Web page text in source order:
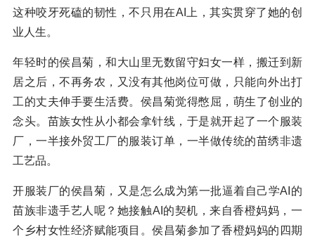
这种咬牙死磕的韧性，不只用在AI上，其实贯穿了她的创
业人生。
年轻时的侯昌菊，和大山里无数留守妇女一样，搬迁到新
居之后，不再务农，又没有其他岗位可做，只能向外出打
工的丈夫伸手要生活费。侯昌菊觉得憋屈，萌生了创业的
念头。苗族女性从小都会拿针线，于是就开起了一个服装
厂，一半接外贸工厂的服装订单，一半做传统的苗绣非遗
工艺品。
开服装厂的侯昌菊，又是怎么成为第一批逼着自己学AI的
苗族非遗手艺人呢？她接触AI的契机，来自香橙妈妈，一
个乡村女性经济赋能项目。侯昌菊参加了香橙妈妈的四期